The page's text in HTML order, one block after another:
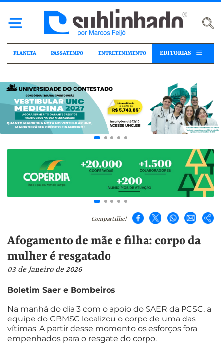
PLANETA PASSATEMPO ENTRETENIMENTO EDITORIAS
Compartilhe!
Afogamento de mãe e filha: corpo da
mulher é resgatado
03 de Janeiro de 2026
Boletim Saer e Bombeiros
Na manhã do dia 3 com o apoio do SAER da PCSC, a
equipe do CBMSC localizou o corpo de uma das
vítimas. A partir desse momento os esforços fora
empenhados para o resgate do corpo.